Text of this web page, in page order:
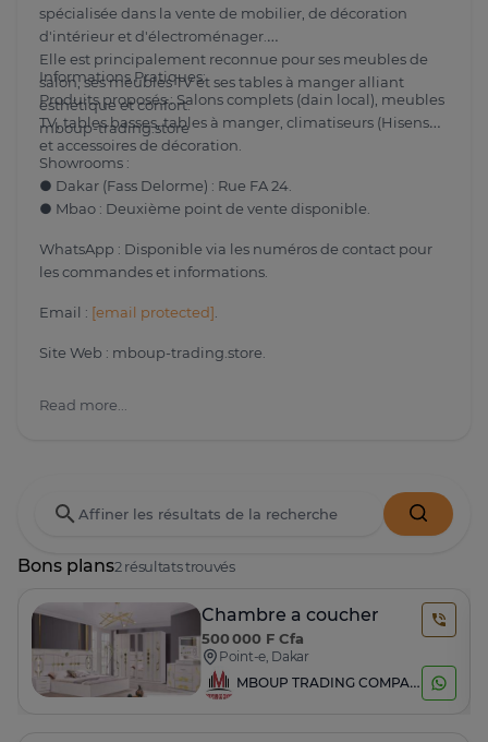
spécialisée dans la vente de mobilier, de décoration
d'intérieur et d'électroménager.
Elle est principalement reconnue pour ses meubles de
salon, ses meubles TV et ses tables à manger alliant
esthétique et confort.
mboup-trading.store
Informations Pratiques:
Produits proposés : Salons complets (dain local), meubles
TV, tables basses, tables à manger, climatiseurs (Hisense)
et accessoires de décoration.
Showrooms :
● Dakar (Fass Delorme) : Rue FA 24.
● Mbao : Deuxième point de vente disponible.
WhatsApp : Disponible via les numéros de contact pour
les commandes et informations.
Email : [email protected]
Site Web : mboup-trading.store.
Read more...
Bons plans2 résultats trouvés
Chambre a coucher
500 000 F Cfa
Point-e, Dakar
MBOUP TRADING COMPAGNY